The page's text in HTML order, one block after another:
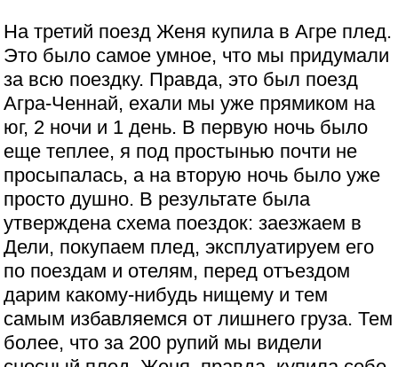
На третий поезд Женя купила в Агре плед.
Это было самое умное, что мы придумали
за всю поездку. Правда, это был поезд
Агра-Ченнай, ехали мы уже прямиком на
юг, 2 ночи и 1 день. В первую ночь было
еще теплее, я под простынью почти не
просыпалась, а на вторую ночь было уже
просто душно. В результате была
утверждена схема поездок: заезжаем в
Дели, покупаем плед, эксплуатируем его
по поездам и отелям, перед отъездом
дарим какому-нибудь нищему и тем
самым избавляемся от лишнего груза. Тем
более, что за 200 рупий мы видели